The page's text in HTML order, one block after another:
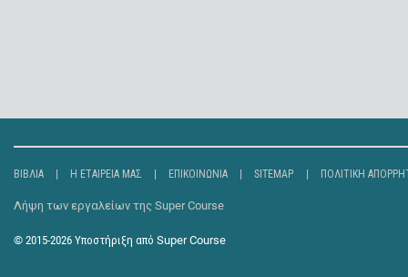
ΒΙΒΛΊΑ Η ΕΤΑΙΡΕΊΑ ΜΑΣ ΕΠΙΚΟΙΝΩΝΊΑ SITEMAP ΠΟΛΙΤΙΚΉ
Λήψη των εργαλείων της Super Course
© 2015-2026 Υποστήριξη από Super Course